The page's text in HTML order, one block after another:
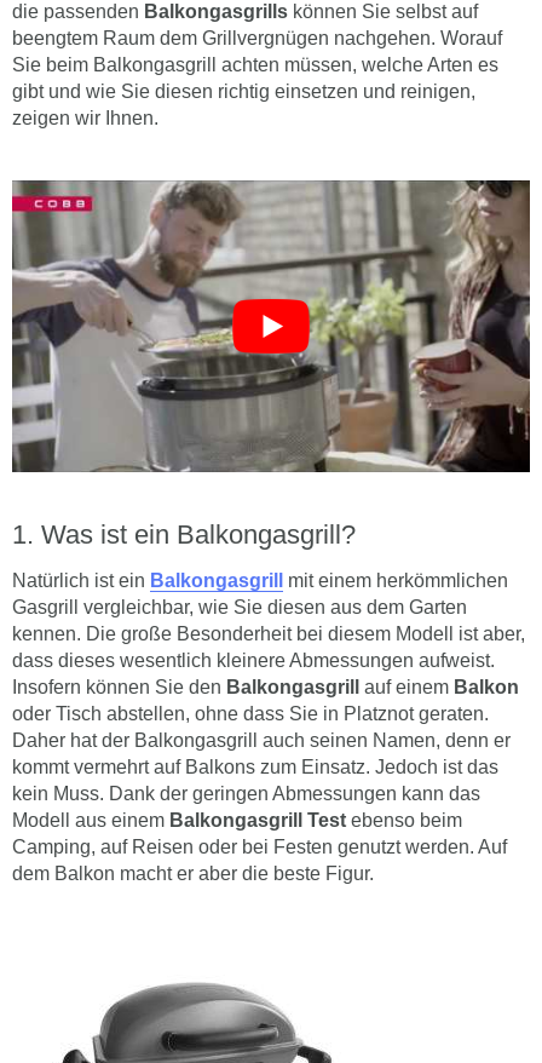
die passenden Balkongasgrills können Sie selbst auf
beengtem Raum dem Grillvergnügen nachgehen. Worauf
Sie beim Balkongasgrill achten müssen, welche Arten es
gibt und wie Sie diesen richtig einsetzen und reinigen,
zeigen wir Ihnen.
Was ist ein Balkongasgrill?
Natürlich ist ein Balkongasgrill
mit einem herkömmlichen
Gasgrill vergleichbar, wie Sie diesen aus dem Garten
kennen. Die große Besonderheit bei diesem Modell ist aber,
dass dieses wesentlich kleinere Abmessungen aufweist.
Insofern können Sie den Balkongasgrill auf einem Balkon
oder Tisch abstellen, ohne dass Sie in Platznot geraten.
Daher hat der Balkongasgrill auch seinen Namen, denn er
kommt vermehrt auf Balkons zum Einsatz. Jedoch ist das
kein Muss. Dank der geringen Abmessungen kann das
Modell aus einem Balkongasgrill Test ebenso beim
Camping, auf Reisen oder bei Festen genutzt werden. Auf
dem Balkon macht er aber die beste Figur.